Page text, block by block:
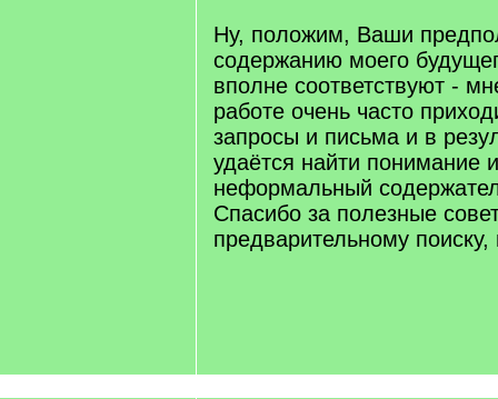
q
Ну, положим, Ваши
содержанию моего
вполне соответствуют -
работе очень часто
запросы и письма и в
удаётся найти понимание
неформальный
Спасибо за полезные
предварительному